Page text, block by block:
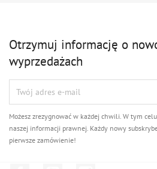
Otrzymuj informację o
wyprzedażach
Możesz zrezygnować w każdej chwili. W tym
naszej informacji prawnej. Każdy nowy
pierwsze zamówienie!